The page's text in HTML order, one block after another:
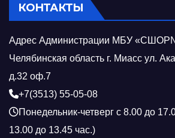
КОНТАКТЫ
Адрес Администрации МБУ
Челябинская область г. Миасс ул.
д.32 оф.7
+7(3513) 55-05-08
Понедельник-четверг с 8.00 до
13.00 до 13.45 час.)